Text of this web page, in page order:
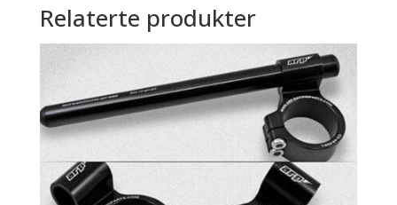
Relaterte produkter